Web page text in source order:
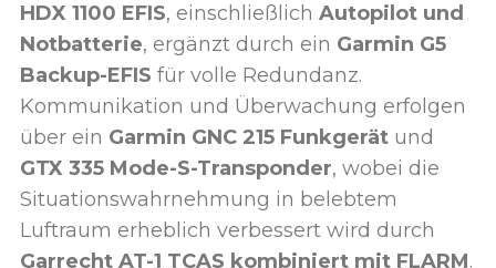
HDX 1100 EFIS, einschließlich Autopilot und
Notbatterie, ergänzt durch ein Garmin G5
Backup-EFIS für volle Redundanz.
Kommunikation und Überwachung erfolgen
über ein Garmin GNC 215 Funkgerät und
GTX 335 Mode-S-Transponder, wobei die
Situationswahrnehmung in belebtem
Luftraum erheblich verbessert wird durch
Garrecht AT-1 TCAS kombiniert mit FLARM.